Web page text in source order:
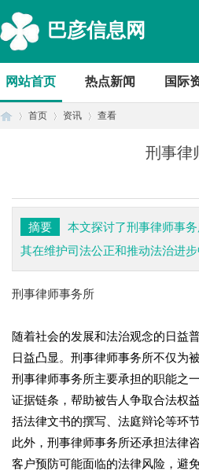
巴彦信息网
网站首页 热点新闻 国际
首页 资讯 查看
刑事律
摘要
本文探讨了刑事律师事
其在维护司法公正和推动法治进步
刑事律师事务所
随着社会的发展和法治观念的日益
日益凸显。刑事律师事务所不仅为
刑事律师事务所主要承担的职能之
证据链条，帮助被告人争取合法权
括法律文书的撰写、法庭辩论等环
此外，刑事律师事务所还承担法律
客户预防可能面临的法律风险，避